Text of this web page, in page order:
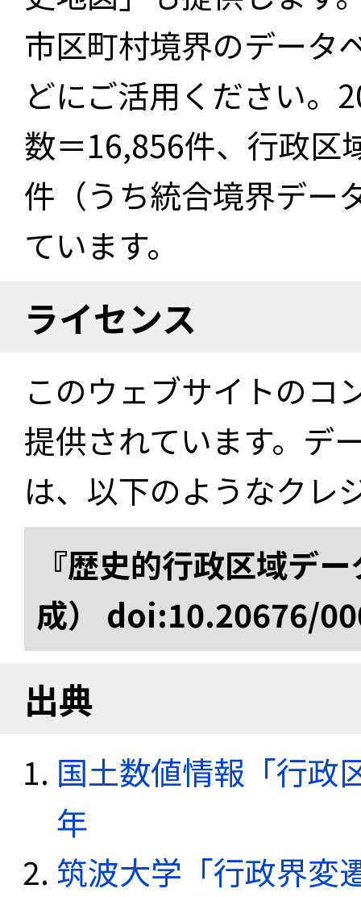
市区町村境界のデータ
どにご活用ください。
数＝16,856件、行政区
件（うち統合境界デー
ています。
ライセンス
このウェブサイトのコ
提供されています。デ
は、以下のようなクレ
『歴史的行政区域デ
成） doi:10.20676/
出典
国土数値情報「行政
年
筑波大学「行政界変